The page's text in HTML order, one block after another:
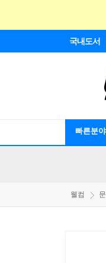
국내도서
빠른분야
웰컴